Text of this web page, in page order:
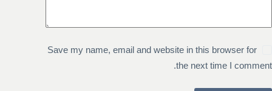
Save my name, email and website in this browser for
the next time I comment.